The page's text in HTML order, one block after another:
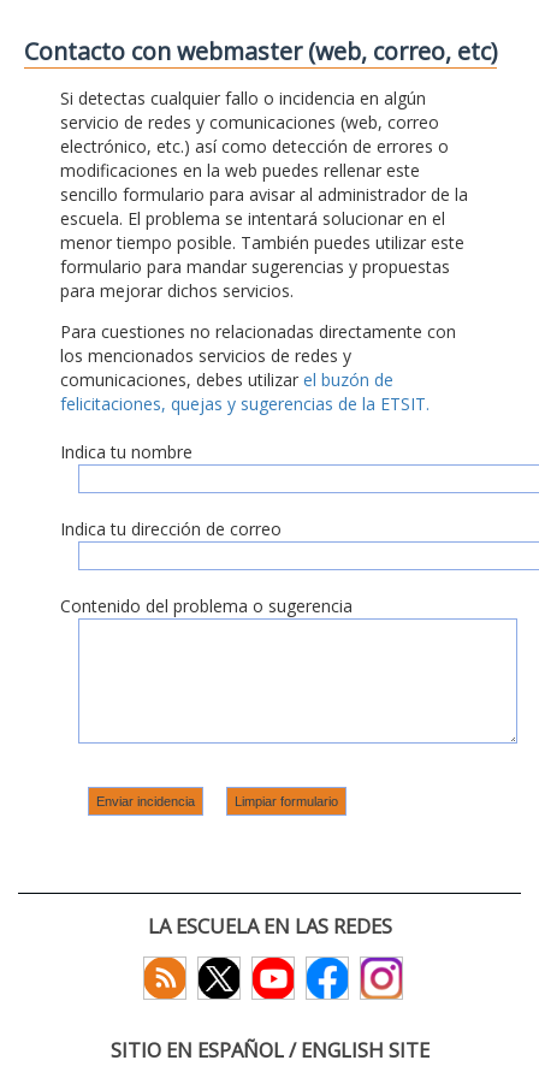
Contacto con webmaster (web, correo, etc)
Si detectas cualquier fallo o incidencia en algún
servicio de redes y comunicaciones (web, correo
electrónico, etc.) así como detección de errores o
modificaciones en la web puedes rellenar este
sencillo formulario para avisar al administrador de la
escuela. El problema se intentará solucionar en el
menor tiempo posible. También puedes utilizar este
formulario para mandar sugerencias y propuestas
para mejorar dichos servicios.
Para cuestiones no relacionadas directamente con
los mencionados servicios de redes y
comunicaciones, debes utilizar el buzón de
felicitaciones, quejas y sugerencias de la ETSIT.
Indica tu nombre
Indica tu dirección de correo
Contenido del problema o sugerencia
LA ESCUELA EN LAS REDES
SITIO EN ESPAÑOL / ENGLISH SITE